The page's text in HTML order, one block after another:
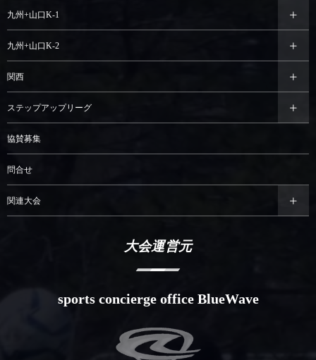
九州+山口K-1
九州+山口K-2
関西
ステップアップリーグ
協賛募集
問合せ
関連大会
大会運営元
sports concierge office BlueWave